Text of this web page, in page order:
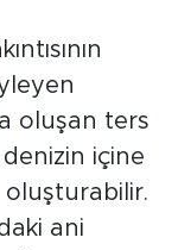
oluşan ters
içine
oluşturabilir.
ani